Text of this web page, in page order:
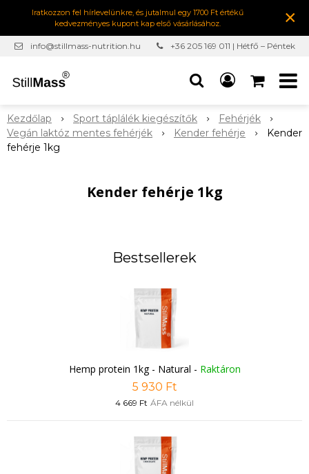
Iratkozzon fel hírlevelünkre, és jutalmul egy 1700 Ft értékű
kedvezményes kupont kap első vásárlásához.
×
info@stillmass-nutrition.hu
+36 205 169 011 | Hétfő – Péntek
Kezdőlap Sport táplálék kiegészítők
Fehérjék
Vegán laktóz mentes fehérjék
Kender fehérje
Kender
fehérje 1kg
Kender fehérje 1kg
Bestsellerek
Hemp protein 1kg - Natural - Raktáron
5 930 Ft
4 669 Ft ÁFA nélkül